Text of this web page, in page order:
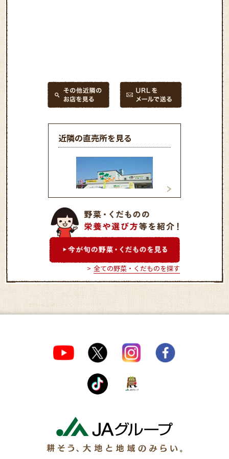
近隣の直売所を見る
直売所「菜さい来んさ
い！」北部店
直売所「菜さい
い！」三田川店
全ての野菜・くだものを探す